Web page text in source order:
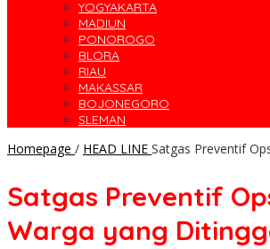
YOGYAKARTA
MADIUN
PONOROGO
BLORA
RIAU
MAKASSAR
BOJONEGORO
SLEMAN
Homepage / HEAD LINE Satgas Preventif
Satgas Preventif
Warga yang